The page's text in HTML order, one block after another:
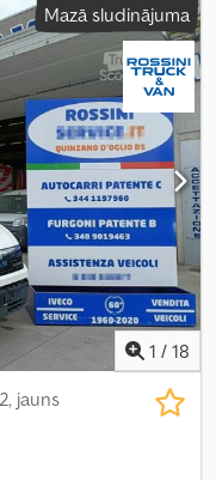
Mazā sludinājuma
1 / 18
jauns